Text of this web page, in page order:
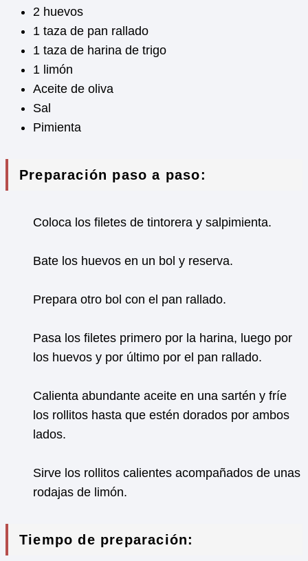
2 huevos
1 taza de pan rallado
1 taza de harina de trigo
1 limón
Aceite de oliva
Sal
Pimienta
Preparación paso a paso:
Coloca los filetes de tintorera y salpimienta.
Bate los huevos en un bol y reserva.
Prepara otro bol con el pan rallado.
Pasa los filetes primero por la harina, luego por
los huevos y por último por el pan rallado.
Calienta abundante aceite en una sartén y fríe
los rollitos hasta que estén dorados por ambos
lados.
Sirve los rollitos calientes acompañados de unas
rodajas de limón.
Tiempo de preparación: